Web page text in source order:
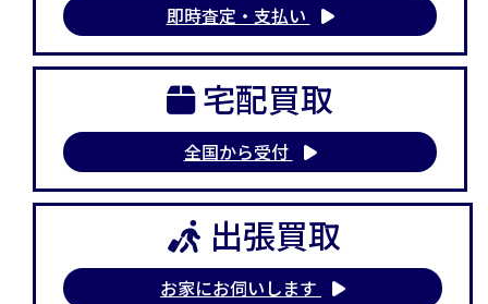
即時査定・支払い
宅配買取
全国から受付
出張買取
お家にお伺いします